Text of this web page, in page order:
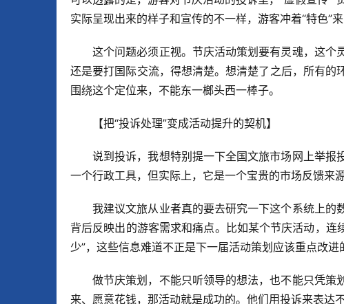
实际呈现出来的样子和宣传的不一样，游客冲着“特色”
这个问题必须正视。节庆活动策划要有灵魂，这个
还是要打国际交流，得想清楚。想清楚了之后，所有
围绕这个定位来，不能东一榔头西一棒子。
【把“投诉处理”变成活动提升的契机】
说到投诉，我想特别提一下全国文旅市场网上举
一个行政工具，但实际上，它是一个宝贵的市场反馈来源
我建议文旅从业者真的要去研究一下这个系统上
背后反映出的游客需求和痛点。比如某个节庆活动，连
少”，这些信息难道不正是下一届活动策划应该重点改进
做节庆策划，不能只听领导的想法，也不能只凭
来、愿意花钱，那活动就是成功的。他们用投诉来表达